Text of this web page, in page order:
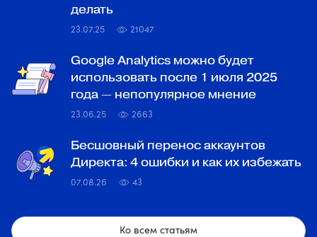
делать
23.07.25 21047
Google Analytics можно будет
использовать после 1 июля 2025
года — непопулярное мнение
23.06.25 2663
Бесшовный перенос аккаунтов
Директа: 4 ошибки и как их избежать
07.08.26 43
Ко всем статьям